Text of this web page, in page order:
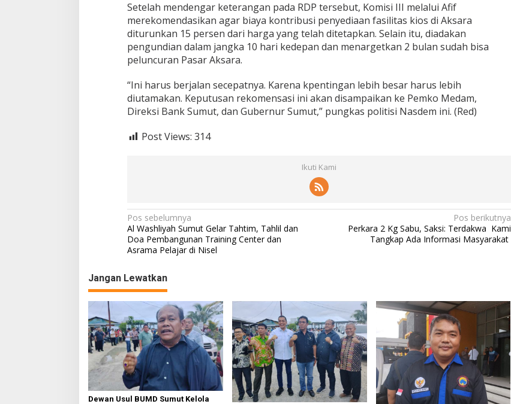
Setelah mendengar keterangan pada RDP tersebut, Komisi III melalui Afif
merekomendasikan agar biaya kontribusi penyediaan fasilitas kios di Aksara
diturunkan 15 persen dari harga yang telah ditetapkan. Selain itu, diadakan
pengundian dalam jangka 10 hari kedepan dan menargetkan 2 bulan sudah bisa
peluncuran Pasar Aksara.
“Ini harus berjalan secepatnya. Karena kpentingan lebih besar harus lebih
diutamakan. Keputusan rekomensasi ini akan disampaikan ke Pemko Medam,
Direksi Bank Sumut, dan Gubernur Sumut,” pungkas politisi Nasdem ini. (Red)
Post Views: 314
Ikuti Kami
N
a
v
i
g
a
s
i
p
o
s
Pos sebelumnya
Al Washliyah Sumut Gelar Tahtim, Tahlil dan
Doa Pembangunan Training Center dan
Asrama Pelajar di Nisel
Pos berikutnya
Perkara 2 Kg Sabu, Saksi: Terdakwa Kami
Tangkap Ada Informasi Masyarakat
Jangan Lewatkan
Dewan Usul BUMD Sumut Kelola